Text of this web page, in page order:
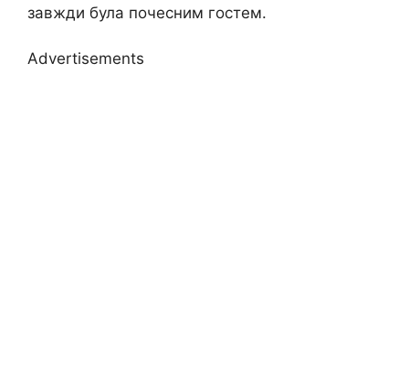
завжди була почесним гостем.
Advertisements